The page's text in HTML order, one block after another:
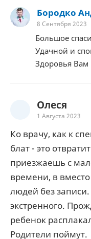
Бородко
8 Сентября 2023
Большое
Удачной и
Здоровья
Олеся
1 Августа 2023
Ко врачу, как к
блат - это
приезжаешь с
времени, в
людей без
экстренного.
ребенок
Родители поймут.